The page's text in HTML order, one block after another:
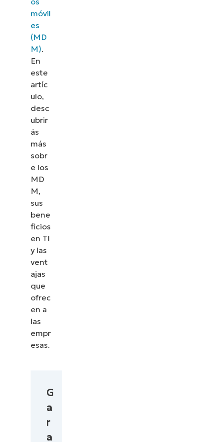
móvil
es
(MD
M).
En
este
artíc
ulo,
desc
ubrir
ás
más
sobr
e los
MD
M,
sus
bene
ficios
en TI
y las
vent
ajas
que
ofrec
en a
las
empr
esas.
G
a
r
a